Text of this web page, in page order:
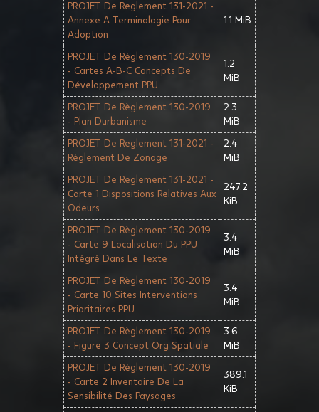
PROJET De Reglement 131-2021 -
Annexe A Terminologie Pour
Adoption
1.1 MiB
PROJET De Règlement 130-2019
- Cartes A-B-C Concepts De
Développement PPU
1.2
MiB
PROJET De Règlement 130-2019
- Plan Durbanisme
2.3
MiB
PROJET De Reglement 131-2021 -
Règlement De Zonage
2.4
MiB
PROJET De Reglement 131-2021 -
Carte 1 Dispositions Relatives Aux
Odeurs
247.2
KiB
PROJET De Règlement 130-2019
- Carte 9 Localisation Du PPU
Intégré Dans Le Texte
3.4
MiB
PROJET De Règlement 130-2019
- Carte 10 Sites Interventions
Prioritaires PPU
3.4
MiB
PROJET De Règlement 130-2019
- Figure 3 Concept Org Spatiale
3.6
MiB
PROJET De Règlement 130-2019
- Carte 2 Inventaire De La
Sensibilité Des Paysages
389.1
KiB